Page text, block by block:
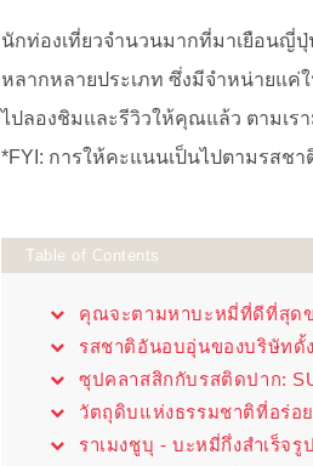
นักท่องเที่ยวจำนวนมากที่มาเยือนญี่
หลากหลายประเภท ซึ่งมีจำหน่ายแ
ไปลองชิมและรีวิวให้คุณแล้ว ตามเร
*FYI: การให้คะแนนเป็นไปตามรสชา
Table of Contents
คุณจะตามหาบะหมี่ที่ดีที่สุด
รสชาติอันอบอุ่นของบริษัทดั้
ซุปคลาสสิกกับรสติดปาก:
วัตถุดิบแห่งธรรมชาติที่อร่อ
ราเมงชูบุ - บะหมี่กึ่งสำเร็จรูป